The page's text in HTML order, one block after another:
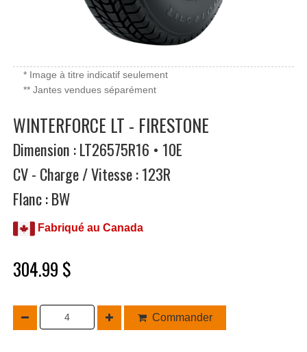
* Image à titre indicatif seulement
** Jantes vendues séparément
WINTERFORCE LT - FIRESTONE
Dimension : LT26575R16 • 10E
CV - Charge / Vitesse : 123R
Flanc : BW
Fabriqué au Canada
304.99 $
Commander